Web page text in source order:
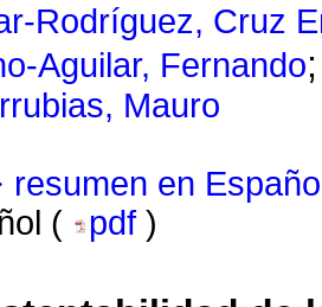
Rodríguez, Cruz
Aguilar, Fernando
Mauro
resumen en
(
pdf )